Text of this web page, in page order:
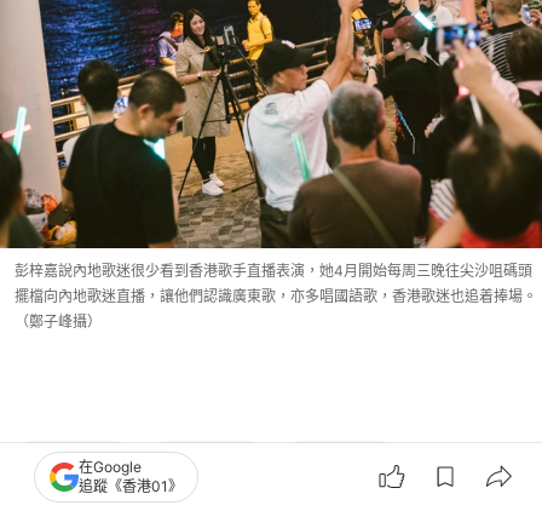
彭梓嘉說內地歌迷很少看到香港歌手直播表演，她4月開始每周三晚往尖沙咀碼頭
擺檔向內地歌迷直播，讓他們認識廣東歌，亦多唱國語歌，香港歌迷也追着捧場。
（鄭子峰攝）
公共空間 街頭文化
在Google
追蹤《香港01》